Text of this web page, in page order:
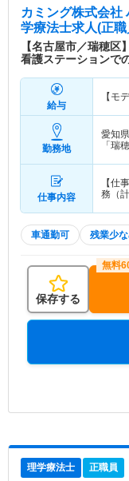
カミング株式会社
学療法士求人(正職
【名古屋市／瑞穂
看護ステーションで
給与
【モ
勤務地
愛知
「瑞
仕事内容
【仕
務（
車通勤可 残業少
保存する
理学療法士 正職員